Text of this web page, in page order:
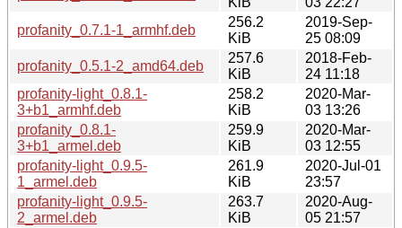
profanity_0.7.1-1_armhf.deb
256.2
KiB
2019-Sep-
25 08:09
profanity_0.5.1-2_amd64.deb
257.6
KiB
2018-Feb-
24 11:18
profanity-light_0.8.1-
3+b1_armhf.deb
258.2
KiB
2020-Mar-
03 13:26
profanity_0.8.1-
3+b1_armel.deb
259.9
KiB
2020-Mar-
03 12:55
profanity-light_0.9.5-
1_armel.deb
261.9
KiB
2020-Jul-01
23:57
profanity-light_0.9.5-
2_armel.deb
263.7
KiB
2020-Aug-
05 21:57